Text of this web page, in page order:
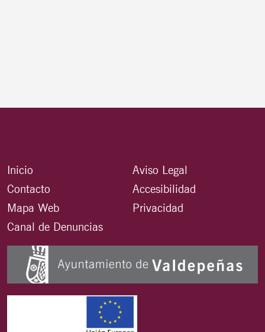
Inicio
Contacto
Mapa Web
Canal de Denuncias
Aviso Legal
Accesibilidad
Privacidad